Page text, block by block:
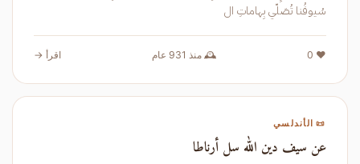
سُيوفُنا تُصَلّي بِهاماتِ ال
❤️ 0 🕰️ منذ 931 عام اقرأ →
📜 الأندلسي
عن سيف دين الله سل أرناطا